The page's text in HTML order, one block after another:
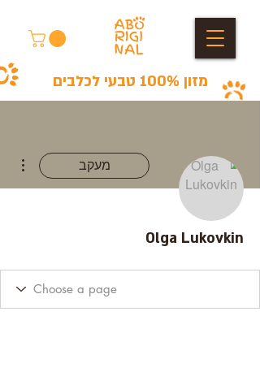
מזון 100% טבעי לכלבים
מעקב
Olga Lukovkin